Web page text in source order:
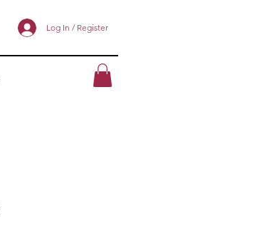
Log In / Register